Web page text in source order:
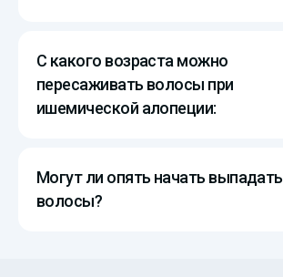
С какого возраста можно
пересаживать волосы при
ишемической алопеции:
Могут ли опять начать выпадать
волосы?